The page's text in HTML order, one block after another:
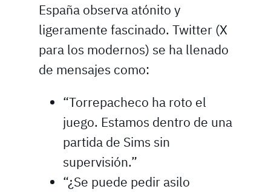
España observa atónito y
ligeramente fascinado. Twitter (X
para los modernos) se ha llenado
de mensajes como:
“Torrepacheco ha roto el
juego. Estamos dentro de una
partida de Sims sin
supervisión.”
“¿Se puede pedir asilo